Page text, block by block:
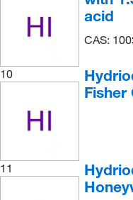
acid
CAS:
10
Fisher
11